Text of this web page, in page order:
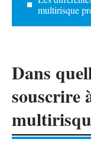
multirisque
Dans
souscrire